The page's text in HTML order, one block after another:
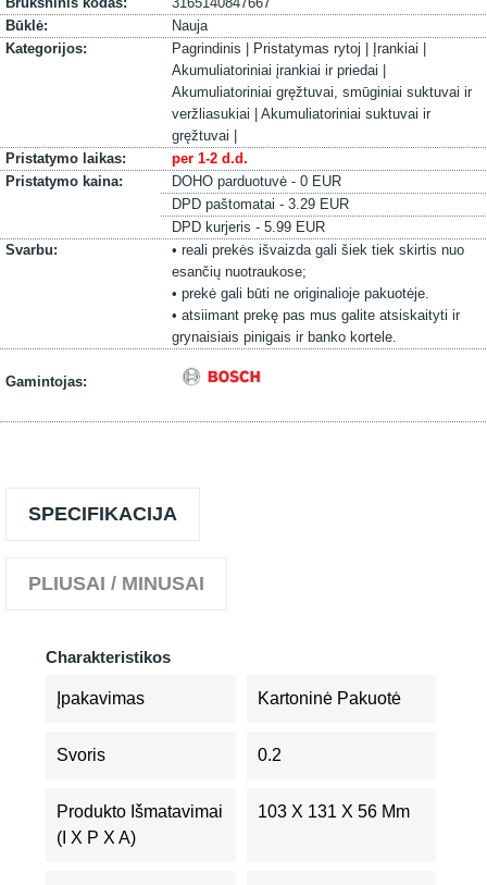
Būklė:
Nauja
Kategorijos:
Pagrindinis | Pristatymas rytoj |
Įrankiai |
Akumuliatoriniai įrankiai ir priedai |
Akumuliatoriniai gręžtuvai, smūginiai suktuvai ir
veržliasukiai | Akumuliatoriniai suktuvai ir
gręžtuvai |
Pristatymo laikas:
per 1-2 d.d.
Pristatymo kaina:
DOHO parduotuvė - 0 EUR
DPD paštomatai - 3.29 EUR
DPD kurjeris - 5.99 EUR
Svarbu:
• reali prekės išvaizda gali šiek tiek skirtis nuo
esančių nuotraukose;
• prekė gali būti ne originalioje pakuotėje.
• atsiimant prekę pas mus galite atsiskaityti ir
grynaisiais pinigais ir banko kortele.
Gamintojas:
SPECIFIKACIJA
PLIUSAI / MINUSAI
Charakteristikos
Įpakavimas Kartoninė Pakuotė
Svoris 0.2
Produkto Išmatavimai
(I X P X A)
103 X 131 X 56 Mm